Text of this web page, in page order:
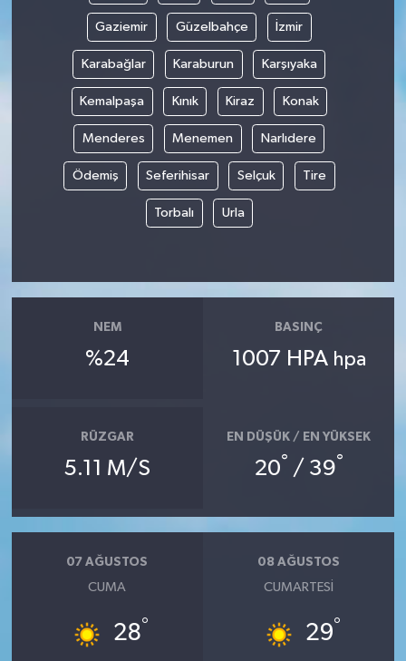
Gaziemir Güzelbahçe İzmir
Karabağlar Karaburun Karşıyaka
Kemalpaşa Kınık Kiraz Konak
Menderes Menemen Narlıdere
Ödemiş Seferihisar Selçuk Tire
Torbalı Urla
NEM
%24
BASINÇ
1007 HPA hpa
RÜZGAR
5.11 M/S
EN DÜŞÜK / EN YÜKSEK
20° / 39°
07 AĞUSTOS
CUMA
28°
08 AĞUSTOS
CUMARTESI
29°